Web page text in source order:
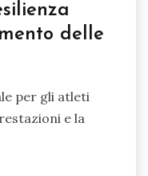
delle
per gli atleti
e la